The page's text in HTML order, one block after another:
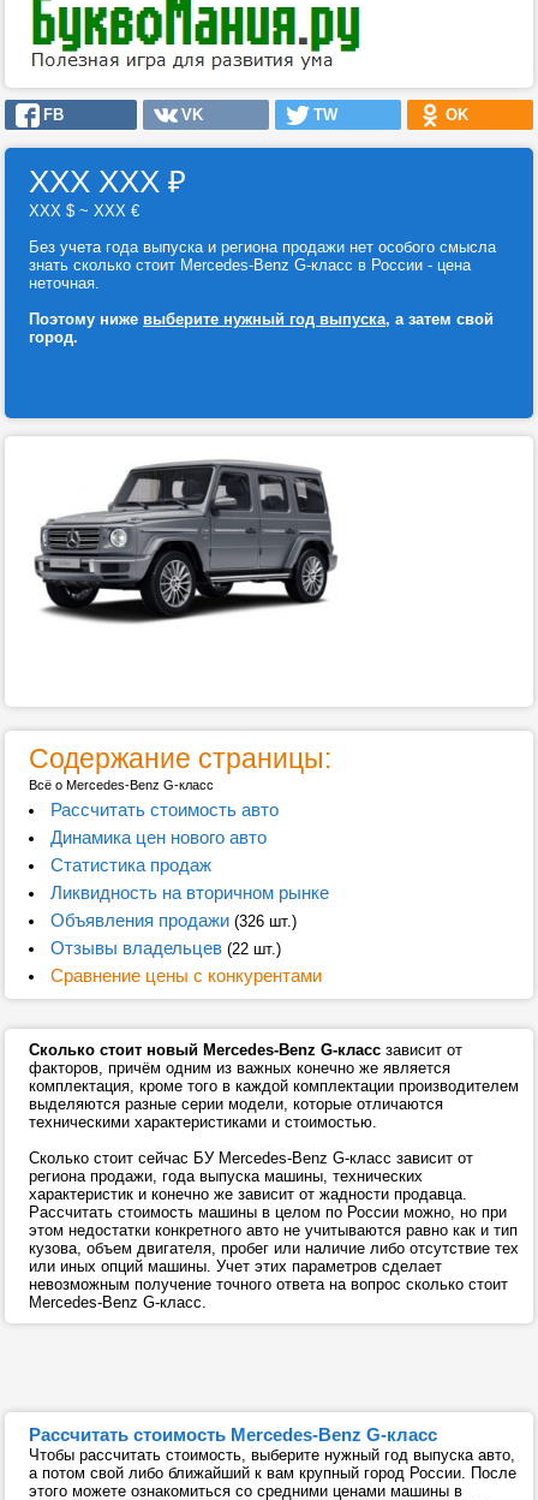
FB VK TW OK
ХХХ ХХХ ₽
ХХХ $ ~ ХХХ €
Без учета года выпуска и региона продажи нет особого смысла
знать сколько стоит Mercedes-Benz G-класс в России - цена
неточная.
Поэтому ниже выберите нужный год выпуска, а затем свой
город.
Содержание страницы:
Всё о Mercedes-Benz G-класс
Рассчитать стоимость авто
Динамика цен нового авто
Статистика продаж
Ликвидность на вторичном рынке
Объявления продажи(326 шт.)
Отзывы владельцев(22 шт.)
Сравнение цены с конкурентами
Сколько стоит новый Mercedes-Benz G-класс зависит от
факторов, причём одним из важных конечно же является
комплектация, кроме того в каждой комплектации производителем
выделяются разные серии модели, которые отличаются
техническими характеристиками и стоимостью.
Сколько стоит сейчас БУ Mercedes-Benz G-класс зависит от
региона продажи, года выпуска машины, технических
характеристик и конечно же зависит от жадности продавца.
Рассчитать стоимость машины в целом по России можно, но при
этом недостатки конкретного авто не учитываются равно как и тип
кузова, объем двигателя, пробег или наличие либо отсутствие тех
или иных опций машины. Учет этих параметров сделает
невозможным получение точного ответа на вопрос сколько стоит
Mercedes-Benz G-класс.
Рассчитать стоимость Mercedes-Benz G-класс
Чтобы рассчитать стоимость, выберите нужный год выпуска авто,
а потом свой либо ближайший к вам крупный город России. После
этого можете ознакомиться со средними ценами машины в